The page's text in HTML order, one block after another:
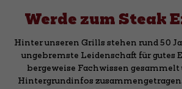
Werde zum Steak
Hinter unseren Grills stehen rund 50
ungebremste Leidenschaft für gutes
bergeweise Fachwissen gesammelt
Hintergrundinfos